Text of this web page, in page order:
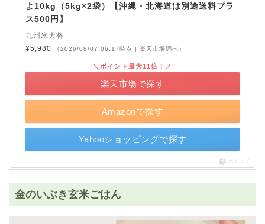
よ10kg（5kg×2袋）【沖縄・北海道は別途送料プラ
ス500円】
九州米大将
¥5,980
（2026/08/07 06:17時点 | 楽天市場調べ）
Amazonで探す
＼ポイント最大11倍！／
楽天市場で探す
Yahooショッピングで探す
ポチップ
金のいぶき玄米ごはん